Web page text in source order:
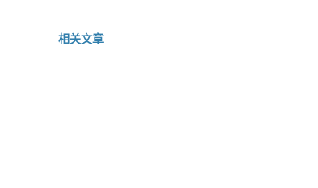
相关文章